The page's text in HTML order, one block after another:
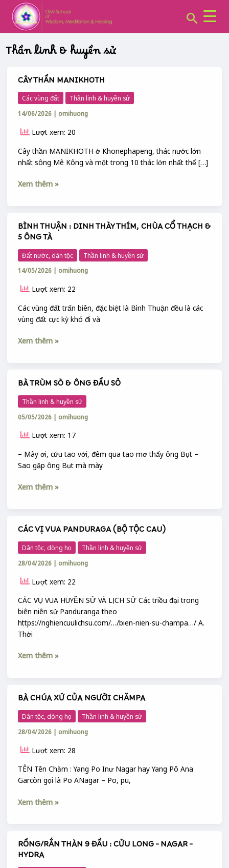
content
Search
Thần linh & huyền sử
CÂY THẦN MANIKHOTH
Các vùng đất
Thần linh & huyền sử
14/06/2026 | omihuong
Lượt xem: 20
Cây thần MANIKHOTH ở Khonephapeng, thác nước lớn
nhất sông Mê Kông và một trong 10 thác lớn nhất thế […]
CÂY
THẦN
MANIKHOTH
Xem thêm »
BÌNH THUẬN : DINH THÀY THÍM, CHÙA CỔ THẠCH &
5 ÔNG TÀ
Đất nước, dân tộc
Thần linh & huyền sử
14/05/2026 | omihuong
Lượt xem: 22
Các vùng đất trấn biên, đặc biệt là Bình Thuận đều là các
vùng đất cực kỳ khó đi và
BÌNH
THUẬN
:
DINH
THÀY
THÍM,
CỔ
THẠCH
5
Xem thêm »
BÀ TRÙM SÒ & ÔNG ĐẦU SỎ
Thần linh & huyền sử
05/05/2026 | omihuong
Lượt xem: 17
– Mày ơi, cứu tao với, đêm qua tao mơ thấy ông Bụt –
Sao gặp ông Bụt mà mày
BÀ
TRÙM
SÒ
&
ÔNG
ĐẦU
SỎ
Xem thêm »
CÁC VỊ VUA PANDURAGA (BỘ TỘC CAU)
Dân tộc, dòng họ
Thần linh & huyền sử
28/04/2026 | omihuong
Lượt xem: 22
CÁC VỤ VUA HUYỀN SỬ VÀ LỊCH SỬ Các triều đại trong
biên niên sử Panduranga theo
https://nghiencuulichsu.com/…/bien-nien-su-champa…/ A.
Thời
CÁC
VỊ
VUA
PANDURAGA
(BỘ
TỘC
CAU)
Xem thêm »
BÀ CHÚA XỨ CỦA NGƯỜI CHĂMPA
Dân tộc, dòng họ
Thần linh & huyền sử
28/04/2026 | omihuong
Lượt xem: 28
TÊN Tên Chăm : Yang Po Inư Nagar hay Yang Pô Ana
Garcòn gọi là Po ANagar – Po, pu,
BÀ
CHÚA
XỨ
CỦA
NGƯỜI
CHĂMPA
Xem thêm »
RỒNG/RẮN THÀN 9 ĐẦU : CỬU LONG – NAGAR –
HYDRA
RỒNG/RẮN
THÀN
Post
pagination
CHUYÊN
MỤC: